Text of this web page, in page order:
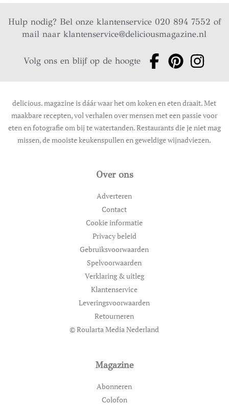
Hulp nodig? Bel onze klantenservice 020 894 7552 of
mail naarklantenservice@deliciousmagazine.nl
Volg ons en blijf op de hoogte
delicious. magazine is dáár waar het om koken en eten draait. Met
maakbare recepten, vol verhalen over mensen met een passie voor
eten en fotografie om bij te watertanden. Restaurants die je niet mag
missen, de mooiste keukenspullen en geweldige wijnadviezen.
Over ons
Adverteren
Contact
Cookie informatie
Privacy beleid
Gebruiksvoorwaarden
Spelvoorwaarden
Verklaring & uitleg
Klantenservice
Leveringsvoorwaarden
Retourneren
© Roularta Media Nederland
Magazine
Abonneren
Colofon